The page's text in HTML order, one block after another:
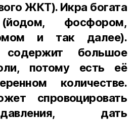
ЖКТ). Икра богата
фосфором,
и так далее).
большое
потому есть её
количестве.
спровоцировать
дать